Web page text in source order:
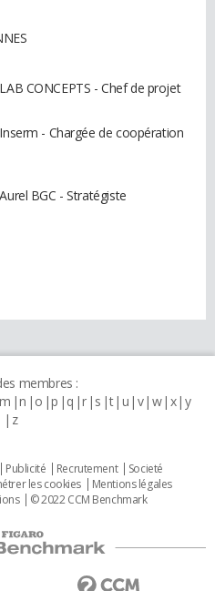
CONCEPTS - Chef de projet
- Chargée de coopération
BGC - Stratégiste
membres :
m n o p q r s t u v w x y
z
Publicité Recrutement
Societé
les cookies
Mentions légales
© 2022 CCM Benchmark